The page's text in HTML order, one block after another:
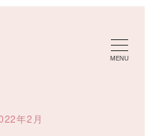
MENU
年2月